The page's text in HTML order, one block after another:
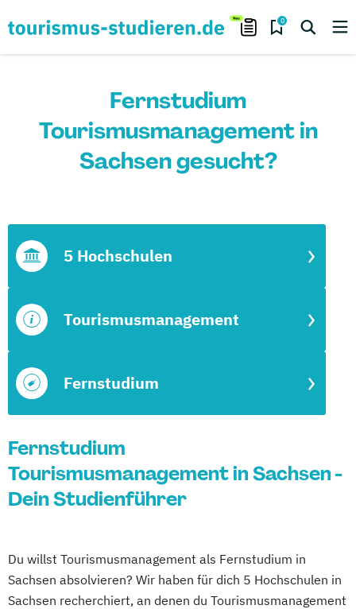
0
Fernstudium
Tourismusmanagement in
Sachsen gesucht?
Fernstudium
Tourismusmanagement
5 Hochschulen
Fernstudium
Tourismusmanagement in Sachsen -
Dein Studienführer
Du willst Tourismusmanagement als Fernstudium in
Sachsen absolvieren? Wir haben für dich 5 Hochschulen in
Sachsen recherchiert, an denen du Tourismusmanagement